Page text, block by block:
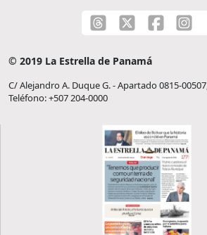
© 2019 La Estrella de Panamá
C/ Alejandro A. Duque G. - Apartado 0815-
Teléfono: +507 204-0000